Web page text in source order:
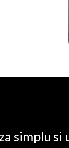
simplu